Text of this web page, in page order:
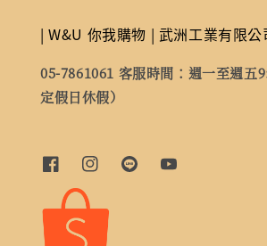
| W&U 你我購物 | 武洲工業有限
05-7861061 客服時間：週一至週五
定假日休假）